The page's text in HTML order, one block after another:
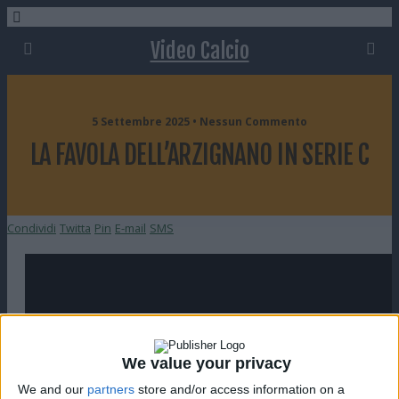
We value your privacy
We and our partners store and/or access information on a
Video Calcio
5 Settembre 2025 • Nessun Commento
LA FAVOLA DELL’ARZIGNANO IN SERIE C
Condividi Twitta Pin E-mail SMS